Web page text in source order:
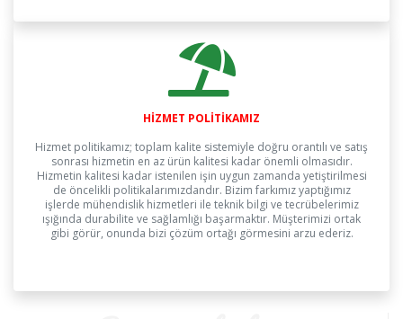
HİZMET POLİTİKAMIZ
Hizmet politikamız; toplam kalite sistemiyle doğru orantılı ve satış
sonrası hizmetin en az ürün kalitesi kadar önemli olmasıdır.
Hizmetin kalitesi kadar istenilen işin uygun zamanda yetiştirilmesi
de öncelikli politikalarımızdandır. Bizim farkımız yaptığımız
işlerde mühendislik hizmetleri ile teknik bilgi ve tecrübelerimiz
ışığında durabilite ve sağlamlığı başarmaktır. Müşterimizi ortak
gibi görür, onunda bizi çözüm ortağı görmesini arzu ederiz.